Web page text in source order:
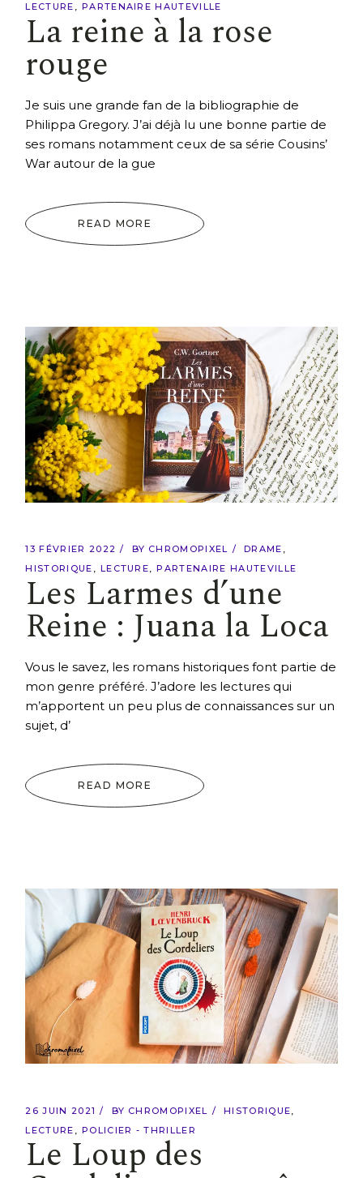
LECTURE
PARTENAIRE HAUTEVILLE
La reine à la rose
rouge
Je suis une grande fan de la bibliographie de
Philippa Gregory. J’ai déjà lu une bonne partie de
ses romans notamment ceux de sa série Cousins’
War autour de la gue
READ MORE
13 FÉVRIER 2022 BY CHROMOPIXEL
DRAME
HISTORIQUE
LECTURE PARTENAIRE HAUTEVILLE
Les Larmes d’une
Reine : Juana la Loca
Vous le savez, les romans historiques font partie de
mon genre préféré. J’adore les lectures qui
m’apportent un peu plus de connaissances sur un
sujet, d’
READ MORE
26 JUIN 2021 BY CHROMOPIXEL
HISTORIQUE
LECTURE
POLICIER - THRILLER
Le Loup des